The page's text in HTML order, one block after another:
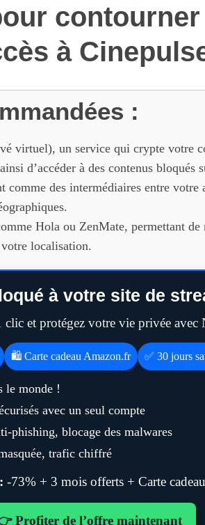
à
:
virtuel), un service qui crypte votre
d’accéder à des contenus bloqués
comme des intermédiaires entre
Hola ou ZenMate, permettant de
localisation.
à votre site de
clic et protégez votre vie privée
🛍️ Carte cadeau Amazon.fr ✅ 30 jours
le monde !
avec un seul compte
phishing, blocage des malwares
trafic chiffré
-73% + 3 mois offerts + Carte
Profiter de l’offre maintenant